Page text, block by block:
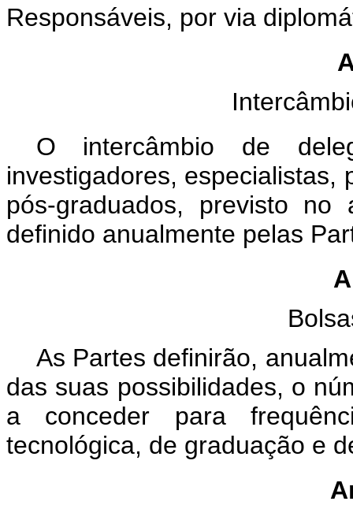
Responsáveis, por via
O intercâmbio de
investigadores, especialistas,
pós-graduados, previsto
definido anualmente pelas
As Partes definirão,
das suas possibilidades, o
a conceder para
tecnológica, de graduação e